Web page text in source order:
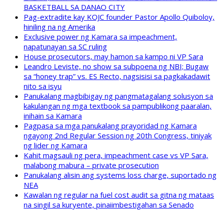
BASKETBALL SA DANAO CITY
Pag-extradite kay KOJC founder Pastor Apollo Quiboloy,
hiniling na ng Amerika
Exclusive power ng Kamara sa impeachment,
napatunayan sa SC ruling
House prosecutors, may hamon sa kampo ni VP Sara
Leandro Leviste, no show sa subpoena ng NBI; Bugaw
sa “honey trap” vs. ES Recto, nagsisisi sa pagkakadawit
nito sa isyu
Panukalang magbibigay ng pangmatagalang solusyon sa
kakulangan ng mga textbook sa pampublikong paaralan,
inihain sa Kamara
Pagpasa sa mga panukalang prayoridad ng Kamara
ngayong 2nd Regular Session ng 20th Congress, tiniyak
ng lider ng Kamara
Kahit magsauli ng pera, impeachment case vs VP Sara,
malabong mabura – private prosecution
Panukalang alisin ang systems loss charge, suportado ng
NEA
Kawalan ng regular na fuel cost audit sa gitna ng mataas
na singil sa kuryente, pinaiimbestigahan sa Senado